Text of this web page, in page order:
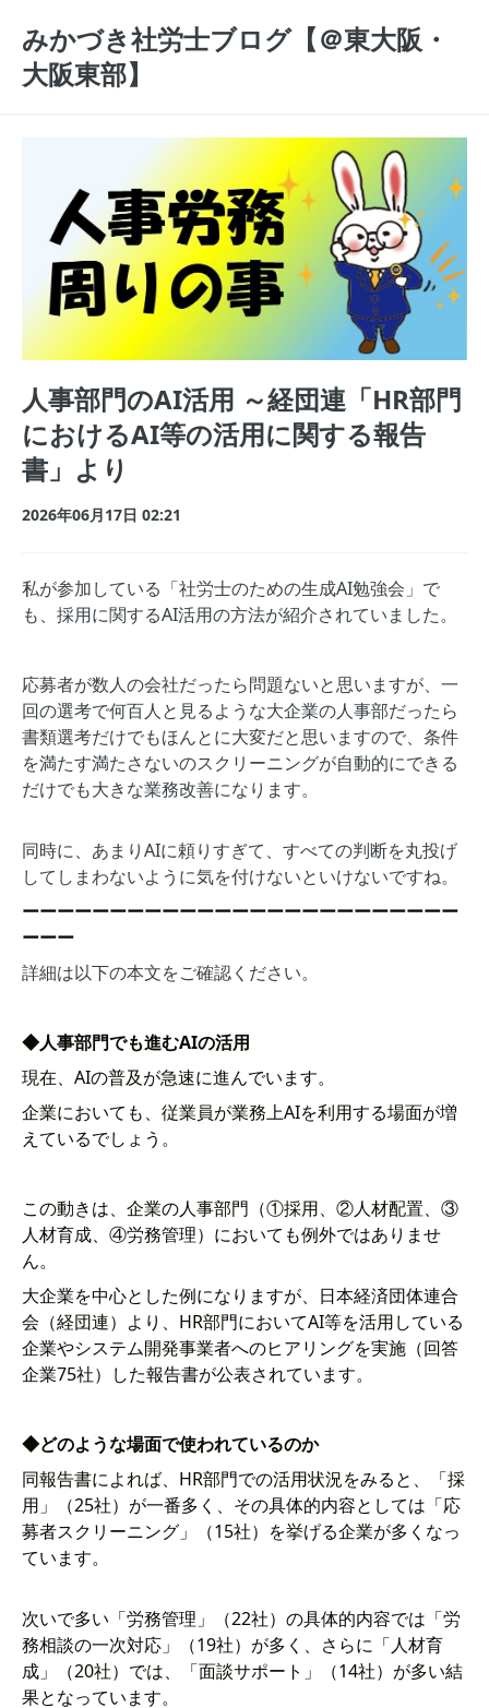
みかづき社労士ブログ【＠東大阪・
大阪東部】
人事部門のAI活用 ～経団連「HR部門
におけるAI等の活用に関する報告
書」より
2026年06月17日 02:21
私が参加している「社労士のための生成AI勉強会」で
も、採用に関するAI活用の方法が紹介されていました。
応募者が数人の会社だったら問題ないと思いますが、一
回の選考で何百人と見るような大企業の人事部だったら
書類選考だけでもほんとに大変だと思いますので、条件
を満たす満たさないのスクリーニングが自動的にできる
だけでも大きな業務改善になります。
同時に、あまりAIに頼りすぎて、すべての判断を丸投げ
してしまわないように気を付けないといけないですね。
ーーーーーーーーーーーーーーーーーーーーーーーーー
ーーー
詳細は以下の本文をご確認ください。
◆人事部門でも進むAIの活用
現在、AIの普及が急速に進んでいます。
企業においても、従業員が業務上AIを利用する場面が増
えているでしょう。
この動きは、企業の人事部門（①採用、②人材配置、③
人材育成、④労務管理）においても例外ではありませ
ん。
大企業を中心とした例になりますが、日本経済団体連合
会（経団連）より、HR部門においてAI等を活用している
企業やシステム開発事業者へのヒアリングを実施（回答
企業75社）した報告書が公表されています。
◆どのような場面で使われているのか
同報告書によれば、HR部門での活用状況をみると、「採
用」（25社）が一番多く、その具体的内容としては「応
募者スクリーニング」（15社）を挙げる企業が多くなっ
ています。
次いで多い「労務管理」（22社）の具体的内容では「労
務相談の一次対応」（19社）が多く、さらに「人材育
成」（20社）では、「面談サポート」（14社）が多い結
果となっています。